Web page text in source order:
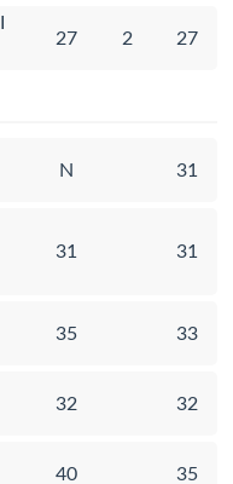
27 2 27
N 31
31 31
35 33
32 32
40 35